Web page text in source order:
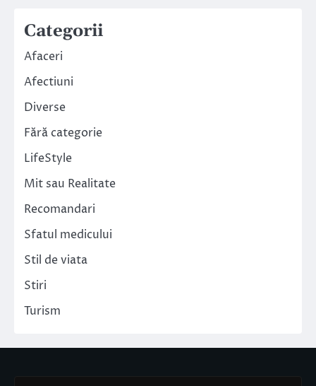
Categorii
Afaceri
Afectiuni
Diverse
Fără categorie
LifeStyle
Mit sau Realitate
Recomandari
Sfatul medicului
Stil de viata
Stiri
Turism